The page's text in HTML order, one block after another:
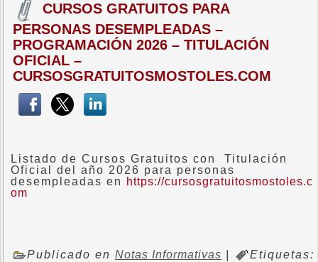
CURSOS GRATUITOS PARA
PERSONAS DESEMPLEADAS –
PROGRAMACIÓN 2026 – TITULACIÓN
OFICIAL –
CURSOSGRATUITOSMOSTOLES.COM
Listado de Cursos Gratuitos con Titulación
Oficial del año 2026 para personas
desempleadas en
https://cursosgratuitosmostoles.c
om
Publicado en Notas Informativas
Etiquetas: